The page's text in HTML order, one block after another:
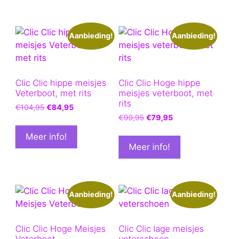
Aanbieding!
Clic Clic hippe meisjes
Veterboot, met rits
€104,95 Oorspronkelijke
was:
€104,95.
€84,95Huidige
is:
Meer info!
Aanbieding!
Clic Clic Hoge hippe
meisjes veterboot, met
rits
€99,95 Oorspronkelijke
was:
€99,95.
€79,95Huidige
is:
Meer info!
Aanbieding!
Clic Clic Hoge Meisjes
Aanbieding!
Clic Clic lage meisjes